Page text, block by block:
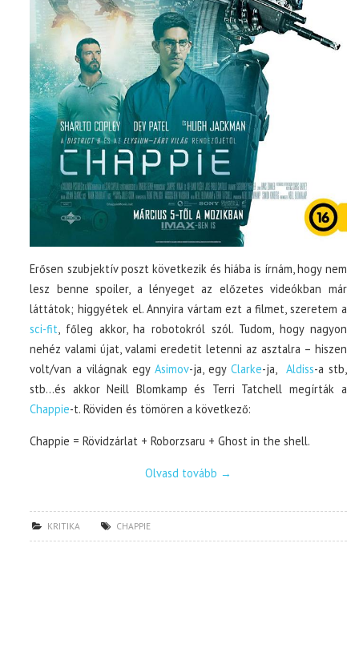
Erősen szubjektív poszt következik és hiába is írnám, hogy nem
lesz benne spoiler, a lényeget az előzetes videókban már
láttátok; higgyétek el. Annyira vártam ezt a filmet, szeretem a
sci-fit, főleg akkor, ha robotokról szól. Tudom, hogy nagyon
nehéz valami újat, valami eredetit letenni az asztalra – hiszen
volt/van a világnak egyAsimov-ja, egy Clarke-ja, Aldiss-a stb,
stb…és akkor Neill Blomkamp és Terri Tatchell megírták a
Chappie-t. Röviden és tömören a következő:
Chappie = Rövidzárlat + Roborzsaru + Ghost in the shell.
Olvasd tovább →
KRITIKA CHAPPIE